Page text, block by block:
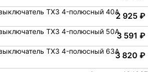
TX3 4-полюсный 40A2 925 ₽
TX3 4-полюсный 50A3 591 ₽
TX3 4-полюсный 63A3 820 ₽